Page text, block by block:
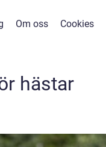
Om oss Cookies
hästar